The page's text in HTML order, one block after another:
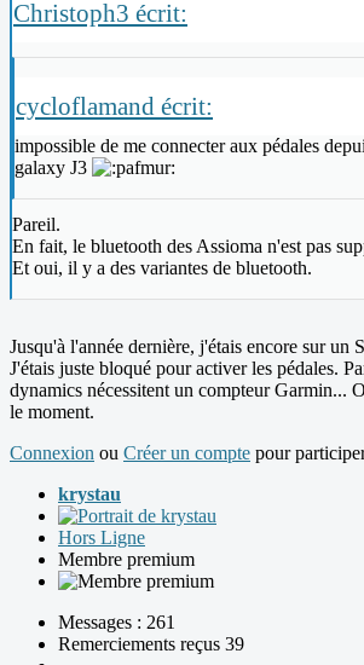
Christoph3 écrit:
cycloflamand écrit:
impossible de me connecter aux pédales
galaxy J3
Pareil.
En fait, le bluetooth des Assioma n'est pas
Et oui, il y a des variantes de bluetooth.
Jusqu'à l'année dernière, j'étais encore sur un
J'étais juste bloqué pour activer les pédales.
dynamics nécessitent un compteur Garmin...
le moment.
Connexion ou Créer un compte pour
krystau
Hors Ligne
Membre premium
Messages : 261
Remerciements reçus 39